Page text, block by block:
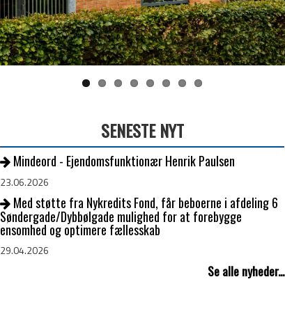
SENESTE NYT
Mindeord - Ejendomsfunktionær Henrik Paulsen
23.06.2026
Med støtte fra Nykredits Fond, får beboerne i afdeling 6
Søndergade/Dybbølgade mulighed for at forebygge
ensomhed og optimere fællesskab
29.04.2026
Se alle nyheder...